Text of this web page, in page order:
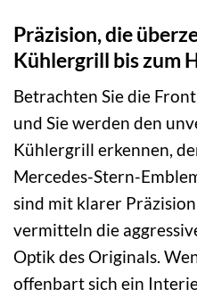
Präzision, die
Kühlergrill bis zum
Betrachten Sie die
und Sie werden den
Kühlergrill erkennen,
Mercedes-Stern-
sind mit klarer
vermitteln die
Optik des Originals.
offenbart sich ein